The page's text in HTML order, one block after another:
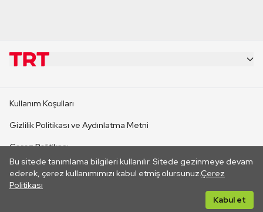
Bu sitede tanımlama bilgileri kullanılır. Sitede gezinmeye devam
ederek, çerez kullanımımızı kabul etmiş olursunuz.Çerez
Politikası
Kabul et
CANLI YAYINLAR
Kullanım Koşulları
Gizlilik Politikası ve Aydınlatma Metni
Çerez Politikası
İletişim
Her hakkı saklıdır. ©2026 TRT. Bağlantı yoluyla gidilen dış